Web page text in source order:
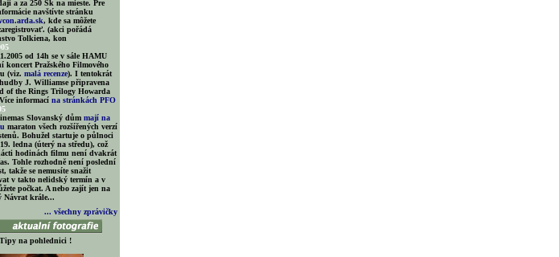
a za 250 Sk na mieste. Pre
navštívte stránku
, kde sa môžete
(akci pořádá
Tolkiena, kon
od 14h se v sále HAMU
koncert Pražského Filmového
(viz. malá recenze). I tentokrát
J. Williamse připravena
of the Rings Trilogy Howarda
informací na stránkách PFO
Slovanský dům mají na
maraton všech rozšířených verzí
Bohužel startuje o půlnoci
ledna (úterý na středu), což
hodinách filmu není dvakrát
Tohle rozhodně není poslední
takže se nemusíte snažit
v takto nelidský termín a v
počkat. A nebo zajít jen na
Návrat krále...
... všechny zprávičky
Tipy na pohlednici !